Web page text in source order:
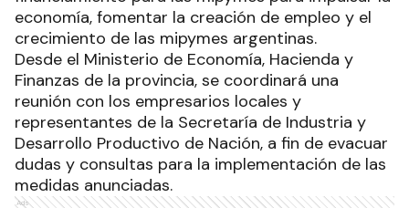
economía, fomentar la creación de empleo y el
crecimiento de las mipymes argentinas.
Desde el Ministerio de Economía, Hacienda y
Finanzas de la provincia, se coordinará una
reunión con los empresarios locales y
representantes de la Secretaría de Industria y
Desarrollo Productivo de Nación, a fin de evacuar
dudas y consultas para la implementación de las
medidas anunciadas.
Ads